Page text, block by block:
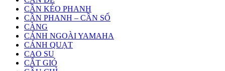
CẦN KÉO PHANH
CẦN PHANH – CẦN SỐ
CÀNG
CÁNH NGOÀI YAMAHA
CÁNH QUẠT
CAO SU
CẮT GIÓ